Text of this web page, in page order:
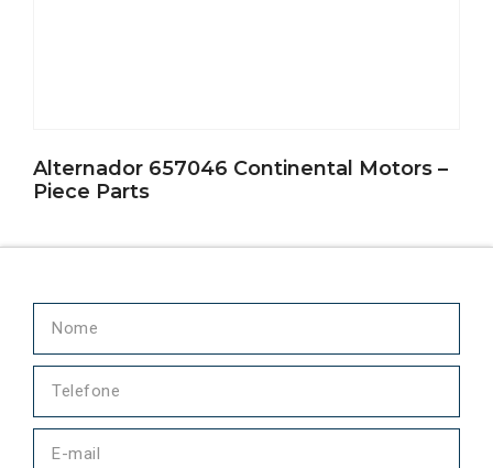
Alternador 657046 Continental Motors –
Piece Parts